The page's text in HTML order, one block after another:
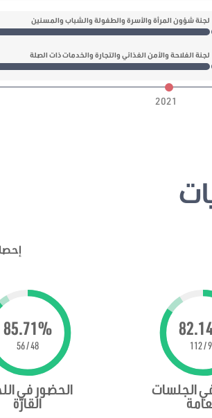
لجنة شؤون المرأة والأسرة والطفولة والشباب والمسنين
لجنة الفلاحة والأمن الغذائي والتجارة والخدمات ذات الصلة
2021
الجلسات
85.71%
48 / 56
الحضور في
القارّة